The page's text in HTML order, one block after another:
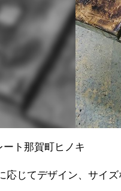
ート那賀町ヒノキ
応じてデザイン、サイ